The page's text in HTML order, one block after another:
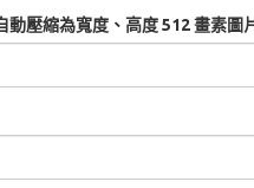
動壓縮為寬度、高度 512 畫素圖